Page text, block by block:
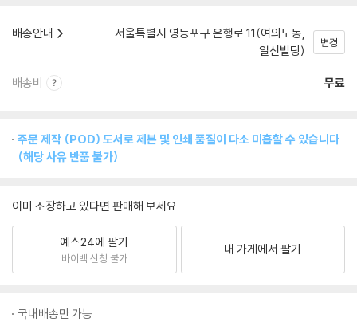
배송안내
서울특별시 영등포구 은행로 11(여의도동,
일신빌딩)
변경
배송비 무료
주문 제작 (POD) 도서로 제본 및 인쇄 품질이 다소 미흡할 수 있습니다
(해당 사유 반품 불가)
이미 소장하고 있다면 판매해 보세요.
예스24에 팔기
바이백 신청 불가
내 가게에서 팔기
국내배송만 가능